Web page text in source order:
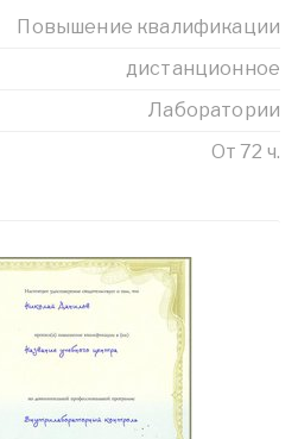
Повышение квалификации
дистанционное
Лаборатории
От 72 ч.